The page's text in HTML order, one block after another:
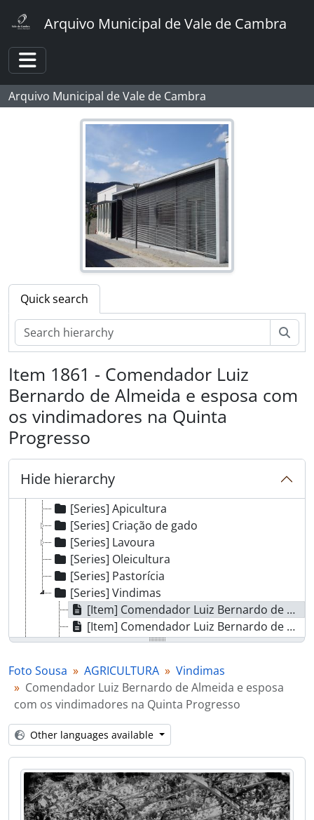
Arquivo Municipal de Vale de Cambra
Toggle navigation
Arquivo Municipal de Vale de Cambra
Quick search
Item 1861 - Comendador Luiz
Bernardo de Almeida e esposa com
os vindimadores na Quinta
Progresso
Hide hierarchy
[Fonds] Foto Sousa
[Part] CÂMARA MUNICIPAL
[Part] ASSEMBLEIA MUNICIPAL
[Part] JUNTAS DE FREGUESIA
[Part] MOVIMENTO CULTURAL
[Part] DESPORTO
[Part] AGRICULTURA
[Series] Apicultura
[Series] Criação de gado
[Series] Lavoura
[Series] Oleicultura
[Series] Pastorícia
[Series] Vindimas
[Item] Comendador Luiz Bernardo de Almeida e esposa com os vindimadores na Quinta Progresso
[Item] Comendador Luiz Bernardo de Almeida com os vindimadores na Quinta Progresso
[Item] Comendador Luiz Bernardo de Almeida e esposa com os vindimadores na Quinta Progresso
[Item] Comendador Luiz Bernardo de Almeida e esposa com os vindimadores na Quinta Progresso
[Item] Vindimas
[Item] Comendador Luiz Bernardo de Almeida e esposa com os vindimadores
[Part] COMÉRCIO
[Part] ENSINO
[Part] PANORÂMICAS
[Part] ATIVIDADE POLÍTICA
[Part] RELIGIÃO
[Part] RETRATOS
Foto Sousa AGRICULTURA
Vindimas
Comendador Luiz Bernardo de Almeida e esposa
com os vindimadores na Quinta Progresso
Other languages available